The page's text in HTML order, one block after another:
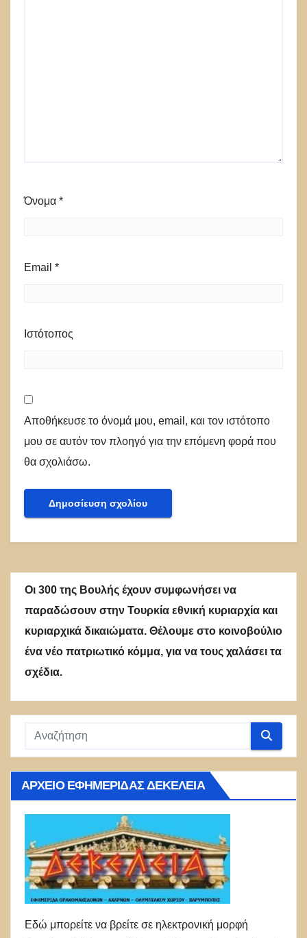
Όνομα *
Email *
Ιστότοπος
Αποθήκευσε το όνομά μου, email, και τον ιστότοπο
μου σε αυτόν τον πλοηγό για την επόμενη φορά που
θα σχολιάσω.
Οι 300 της Βουλής έχουν συμφωνήσει να
παραδώσουν στην Τουρκία εθνική κυριαρχία και
κυριαρχικά δικαιώματα. Θέλουμε στο κοινοβούλιο
ένα νέο πατριωτικό κόμμα, για να τους χαλάσει τα
σχέδια.
ΑΡΧΕΊΟ ΕΦΗΜΕΡΊΔΑΣ ΔΕΚΈΛΕΙΑ
Εδώ μπορείτε να βρείτε σε ηλεκτρονική μορφή